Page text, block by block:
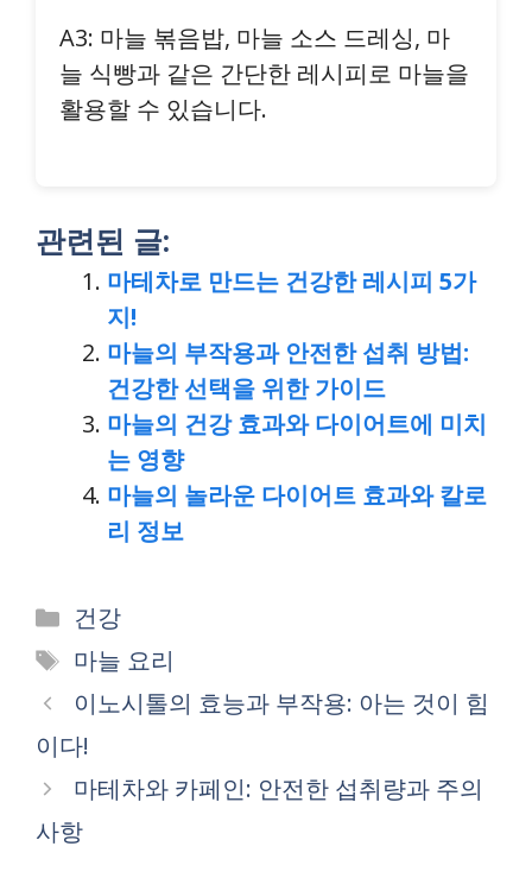
A3: 마늘 볶음밥, 마늘 소스 드레싱, 마
늘 식빵과 같은 간단한 레시피로 마늘을
활용할 수 있습니다.
관련된 글:
마테차로 만드는 건강한 레시피 5가
지!
마늘의 부작용과 안전한 섭취 방법:
건강한 선택을 위한 가이드
마늘의 건강 효과와 다이어트에 미치
는 영향
마늘의 놀라운 다이어트 효과와 칼로
리 정보
Categories
건강
Tags
마늘 요리
이노시톨의 효능과 부작용: 아는 것이 힘
이다!
마테차와 카페인: 안전한 섭취량과 주의
사항